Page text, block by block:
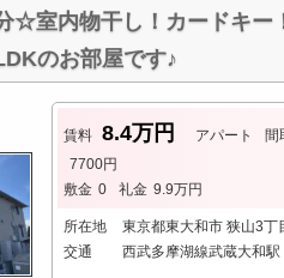
☆室内物干し！カードキー
のお部屋です♪
賃料 8.4万円 アパート
間
7700円
敷金 0 礼金 9.9万円
所在地
東京都東大和市 狭山3丁
交通
西武多摩湖線武蔵大和駅